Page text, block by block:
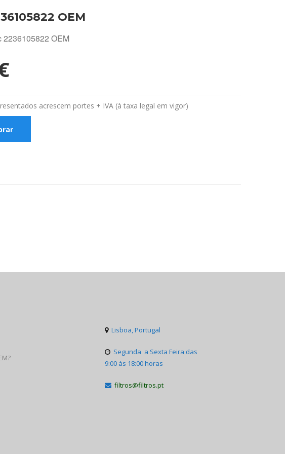
OEM
2236105822 OEM
acrescem portes + IVA (à taxa legal em vigor)
 Lisboa, Portugal
 Segunda a Sexta Feira das
9:00 às 18:00 horas
 filtros@filtros.pt